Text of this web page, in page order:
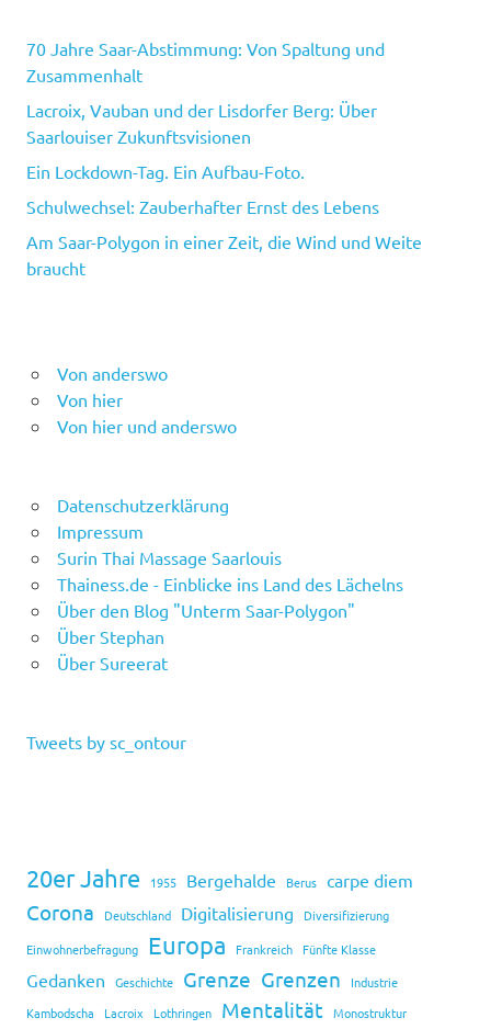
70 Jahre Saar-Abstimmung: Von Spaltung und
Zusammenhalt
Lacroix, Vauban und der Lisdorfer Berg: Über
Saarlouiser Zukunftsvisionen
Ein Lockdown-Tag. Ein Aufbau-Foto.
Schulwechsel: Zauberhafter Ernst des Lebens
Am Saar-Polygon in einer Zeit, die Wind und Weite
braucht
Von anderswo
Von hier
Von hier und anderswo
Datenschutzerklärung
Impressum
Surin Thai Massage Saarlouis
Thainess.de - Einblicke ins Land des Lächelns
Über den Blog "Unterm Saar-Polygon"
Über Stephan
Über Sureerat
Tweets by sc_ontour
20er Jahre 1955 Bergehalde Berus carpe diem
Corona Deutschland Digitalisierung
Diversifizierung
Einwohnerbefragung
Europa Frankreich Fünfte Klasse
Gedanken Geschichte Grenze Grenzen
Industrie
Kambodscha
Lacroix Lothringen Mentalität Monostruktur